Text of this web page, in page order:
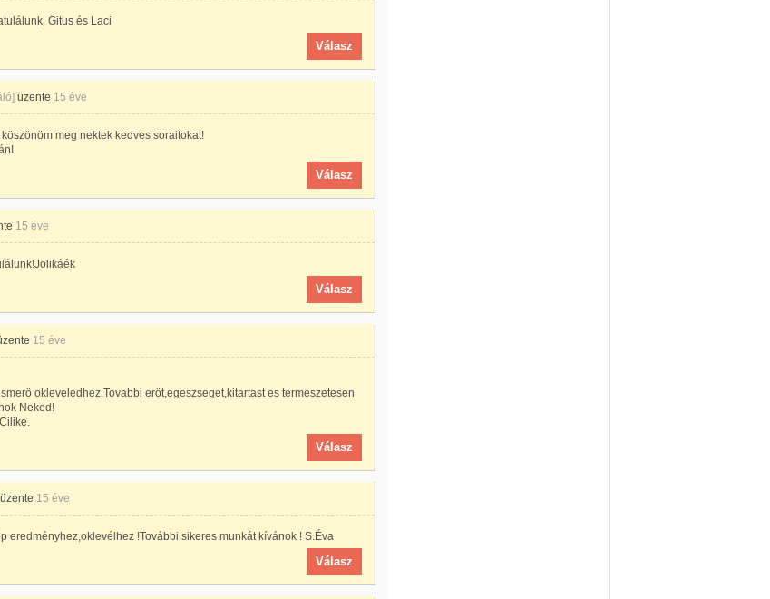
Gitus és Laci
Válasz
üzente 15 éve
meg nektek kedves soraitokat!
Válasz
15 éve
Válasz
15 éve
okleveledhez.Tovabbi eröt,egeszseget,kitartast es termeszetesen
Neked!
Válasz
üzente 15 éve
eredményhez,oklevélhez !További sikeres munkát kívánok ! S.Éva
Válasz